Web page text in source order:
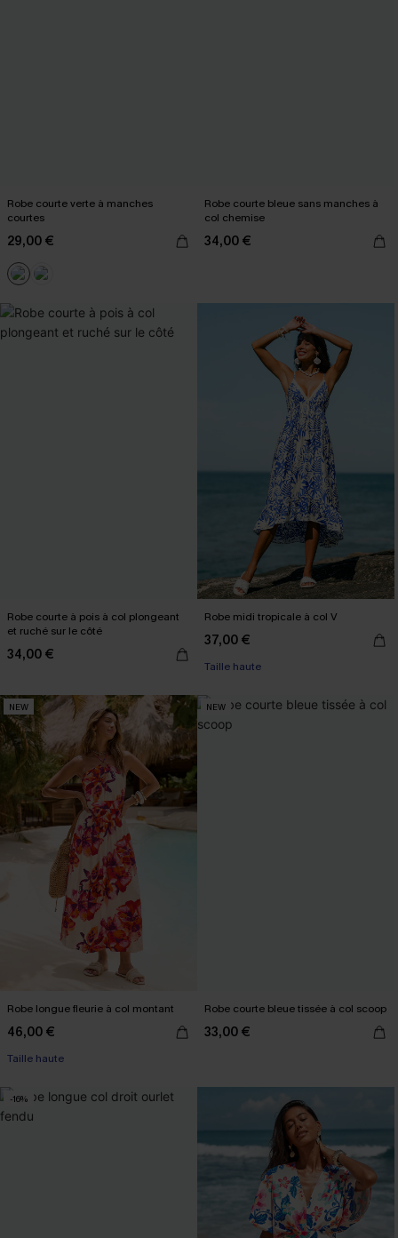
Robe courte verte à manches
courtes
29,00 €
Robe courte bleue sans manches à
col chemise
34,00 €
Robe courte à pois à col plongeant
et ruché sur le côté
34,00 €
Robe midi tropicale à col V
37,00 €
Taille haute
NEW
Robe longue fleurie à col montant
46,00 €
Taille haute
NEW
Robe courte bleue tissée à col scoop
33,00 €
-16%